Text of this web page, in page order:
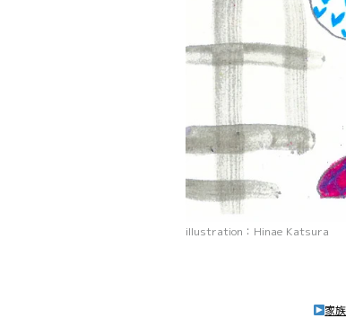
illustration：Hinae Katsura
家